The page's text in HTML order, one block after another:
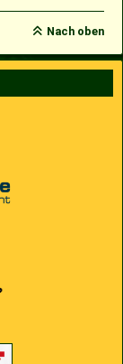
Nach oben